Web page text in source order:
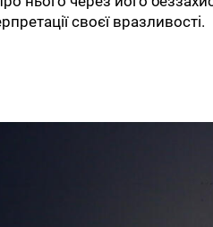
своєї вразливості.